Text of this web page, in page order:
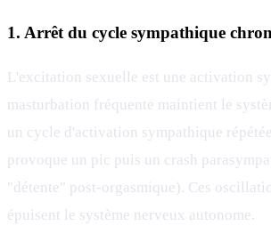
1. Arrêt du cycle sympathique
L'excitation sexuelle est une activation
masturbation fréquente maintient le
un cycle d'activation sympathique
provoque un pic puis un crash
"détente" post-orgasmique). Ces
épuisent le système nerveux autonome.